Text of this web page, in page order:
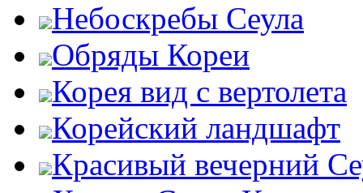
Небоскребы Сеула
Обряды Кореи
Корея вид с вертолета
Корейский ландшафт
Красивый вечерний